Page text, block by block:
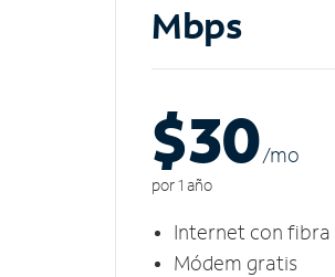
Mbps
$30/mo
por 1 año
Internet con
Módem gratis